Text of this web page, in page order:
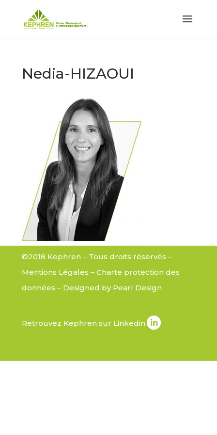
Nedia-HIZAOUI
©2018 Kephren – Tous droits réservés –
Mentions Légales – Charte protection des
données – Designed by Pearl Design
Retrouvez Kephren sur Linkedin